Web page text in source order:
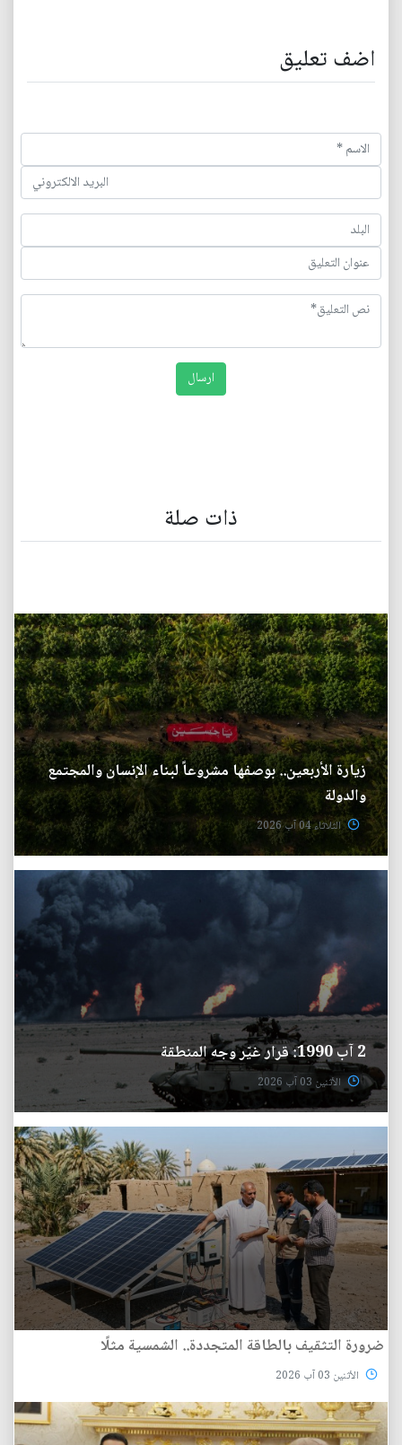
اضف تعليق
ذات صلة
زيارة الأربعين.. بوصفها مشروعاً لبناء الإنسان والمجتمع
والدولة
الثلاثاء 04 آب 2026
2 آب 1990: قرار غيّر وجه المنطقة
الأثنين 03 آب 2026
ضرورة التثقيف بالطاقة المتجددة.. الشمسية مثلًا
الأثنين 03 آب 2026